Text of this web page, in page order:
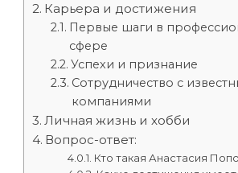
Карьера и достижения
Первые шаги в
сфере
Успехи и признание
Сотрудничество с
компаниями
Личная жизнь и хобби
Вопрос-ответ:
Кто такая Анастасия